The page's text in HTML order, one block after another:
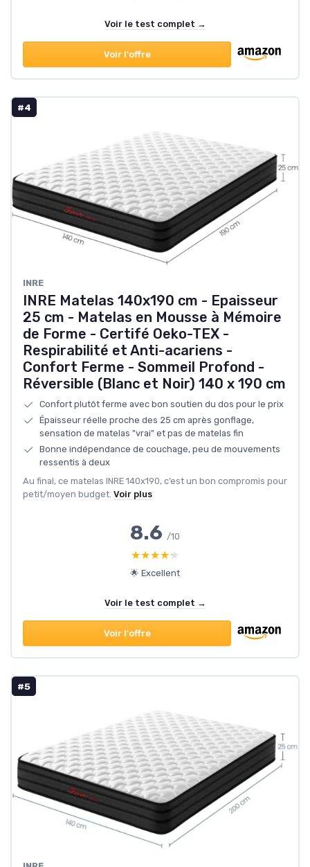
Voir le test complet →
Voir l'offre
#4
INRE
INRE Matelas 140x190 cm - Epaisseur
25 cm - Matelas en Mousse à Mémoire
de Forme - Certifé Oeko-TEX -
Respirabilité et Anti-acariens -
Confort Ferme - Sommeil Profond -
Réversible (Blanc et Noir) 140 x 190 cm
Confort plutôt ferme avec bon soutien du dos pour le prix
Épaisseur réelle proche des 25 cm après gonflage,
sensation de matelas "vrai" et pas de matelas fin
Bonne indépendance de couchage, peu de mouvements
ressentis à deux
Au final, ce matelas INRE 140x190, c’est un bon compromis pour
petit/moyen budget. Voir plus
8.6 /10
★★★★★
★★★★★
🌟 Excellent
Voir le test complet →
Voir l'offre
#5